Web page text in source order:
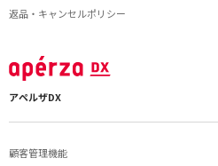
返品・キャンセルポリシー
アペルザDX
顧客管理機能